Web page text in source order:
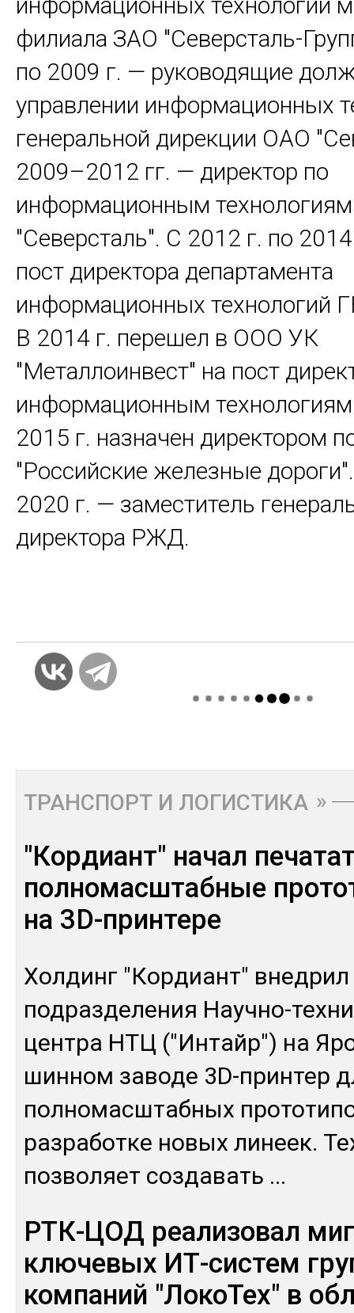
филиала ЗАО "Северсталь-
по 2009 г. — руководящие
управлении информационных
генеральной дирекции ОАО
2009–2012 гг. — директор по
информационным
"Северсталь". С 2012 г. по
пост директора департамента
информационных технологий
В 2014 г. перешел в ООО УК
"Металлоинвест" на пост
информационным
2015 г. назначен директором
"Российские железные
2020 г. — заместитель
директора РЖД.
ТРАНСПОРТ И ЛОГИСТИКА
"Кордиант" начал
полномасштабные
на 3D-принтере
Хол­динг "Кор­диант" внед­рил
под­раз­де­ления Науч­но-
цен­тра НТЦ ("Ин­тайр") на
шин­ном за­воде 3D-прин­тер
пол­но­мас­штаб­ных
раз­ра­бот­ке но­вых ли­неек.
поз­во­ляет соз­да­вать ...
РТК-ЦОД реализовал
ключевых ИТ-систем
компаний "ЛокоТех" в